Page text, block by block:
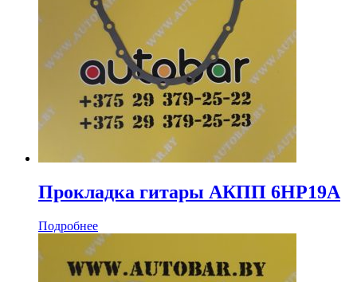
Прокладка гитары АКПП 6HP19A
Подробнее